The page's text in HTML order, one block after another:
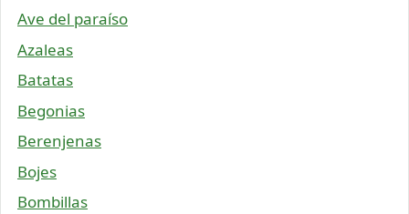
Ave del paraíso
Azaleas
Batatas
Begonias
Berenjenas
Bojes
Bombillas